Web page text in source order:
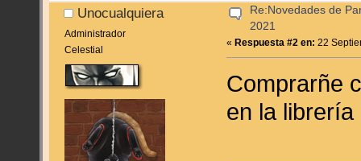
Unocualquiera
Administrador
Celestial
Re:Novedades de
2021
«Respuesta #2 en: 22
Comprarñe
en la